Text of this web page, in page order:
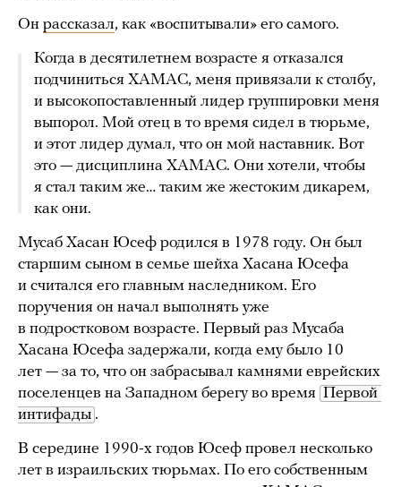
Он рассказал, как «воспитывали» его самого.
Когда в десятилетнем возрасте я отказался
подчиниться ХАМАС, меня привязали к столбу,
и высокопоставленный лидер группировки меня
выпорол. Мой отец в то время сидел в тюрьме,
и этот лидер думал, что он мой наставник. Вот
это — дисциплина ХАМАС. Они хотели, чтобы
я стал таким же… таким же жестоким дикарем,
как они.
Мусаб Хасан Юсеф родился в 1978 году. Он был
старшим сыном в семье шейха Хасана Юсефа
и считался его главным наследником. Его
поручения он начал выполнять уже
в подростковом возрасте. Первый раз Мусаба
Хасана Юсефа задержали, когда ему было 10
лет — за то, что он забрасывал камнями еврейских
поселенцев на Западном берегу во время Первой
интифады .
В середине 1990-х годов Юсеф провел несколько
лет в израильских тюрьмах. По его собственным